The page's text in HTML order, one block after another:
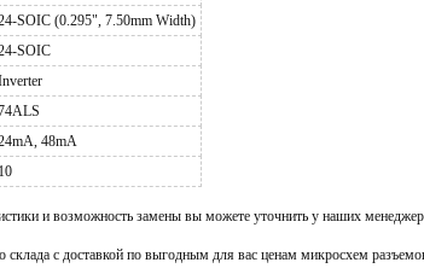
SOIC (0.295", 7.50mm Width)
SOIC
48mA
10
и возможность замены вы можете уточнить у наших
с доставкой по выгодным для вас ценам микросхем